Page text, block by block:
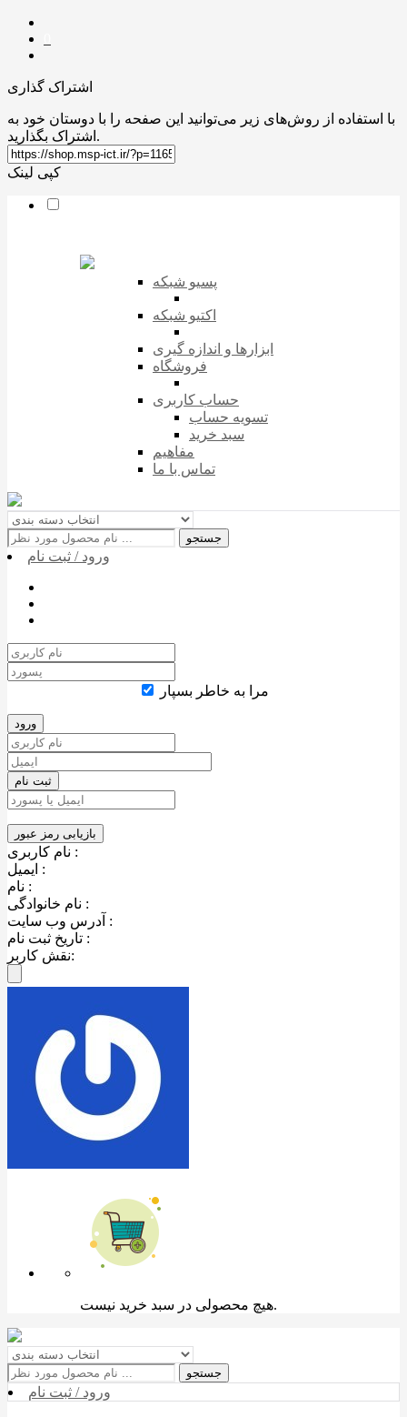
اشتراک گذاری
با استفاده از روش‌های زیر می‌توانید این صفحه را با دوستان خود به
اشتراک بگذارید.
کپی لینک
پسیو شبکه
اکتیو شبکه
ابزارها و اندازه گیری
فروشگاه
حساب کاربری
تسویه حساب
سبد خرید
مفاهیم
تماس با ما
جستجو
ورود / ثبت نام
مرا به خاطر بسپار
نام کاربری :
ایمیل :
نام :
نام خانوادگی :
آدرس وب سایت :
تاریخ ثبت نام :
نقش کاربر:
هیچ محصولی در سبد خرید نیست.
جستجو
ورود / ثبت نام